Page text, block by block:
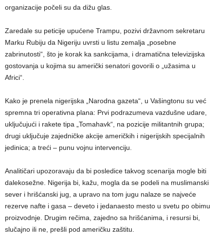
organizacije počeli su da dižu glas.
Zaredale su peticije upućene Trampu, pozivi državnom sekretaru
Marku Rubiju da Nigeriju uvrsti u listu zemalja „posebne
zabrinutosti“, što je korak ka sankcijama, i dramatična televizijska
gostovanja u kojima su američki senatori govorili o „užasima u
Africi“.
Kako je prenela nigerijska „Narodna gazeta“, u Vašingtonu su već
spremna tri operativna plana: Prvi podrazumeva vazdušne udare,
uključujući i rakete tipa „Tomahavk“, na pozicije militantnih grupa;
drugi uključuje zajedničke akcije američkih i nigerijskih specijalnih
jedinica; a treći – punu vojnu intervenciju.
Analitičari upozoravaju da bi posledice takvog scenarija mogle biti
dalekosežne. Nigerija bi, kažu, mogla da se podeli na muslimanski
sever i hrišćanski jug, a upravo na tom jugu nalaze se najveće
rezerve nafte i gasa – deveto i jedanaesto mesto u svetu po obimu
proizvodnje. Drugim rečima, zajedno sa hrišćanima, i resursi bi,
slučajno ili ne, prešli pod američku zaštitu.